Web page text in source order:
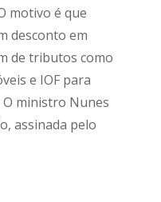
motivo é que
desconto em
de tributos como
e IOF para
ministro Nunes
assinada pelo